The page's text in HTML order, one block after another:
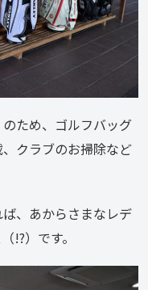
ため、ゴルフバッグ
クラブのお掃除など
、あからさまなレデ
!?）です。